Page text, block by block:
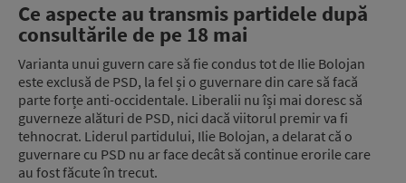
Ce aspecte au transmis partidele după
consultările de pe 18 mai
Varianta unui guvern care să fie condus tot de Ilie Bolojan
este exclusă de PSD, la fel și o guvernare din care să facă
parte forțe anti-occidentale. Liberalii nu își mai doresc să
guverneze alături de PSD, nici dacă viitorul premir va fi
tehnocrat. Liderul partidului, Ilie Bolojan, a delarat că o
guvernare cu PSD nu ar face decât să continue erorile care
au fost făcute în trecut.